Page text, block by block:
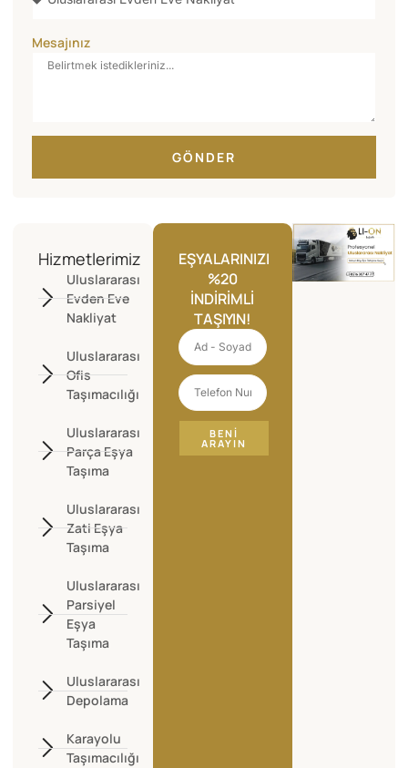
Mesajınız
GÖNDER
Hizmetlerimiz
Uluslararası
Evden Eve
Nakliyat
Uluslararası
Ofis
Taşımacılığı
Uluslararası
Parça Eşya
Taşıma
Uluslararası
Zati Eşya
Taşıma
Uluslararası
Parsiyel
Eşya
Taşıma
Uluslararası
Depolama
Karayolu
Taşımacılığı
EŞYALARINIZI
%20
İNDIRIMLI
TAŞIYIN!
BENI
ARAYIN